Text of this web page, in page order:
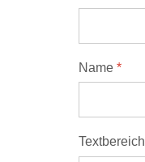
Name *
Textbereich